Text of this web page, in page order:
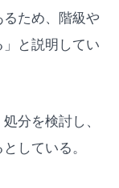
ため、階級や
と説明してい
分を検討し、
している。